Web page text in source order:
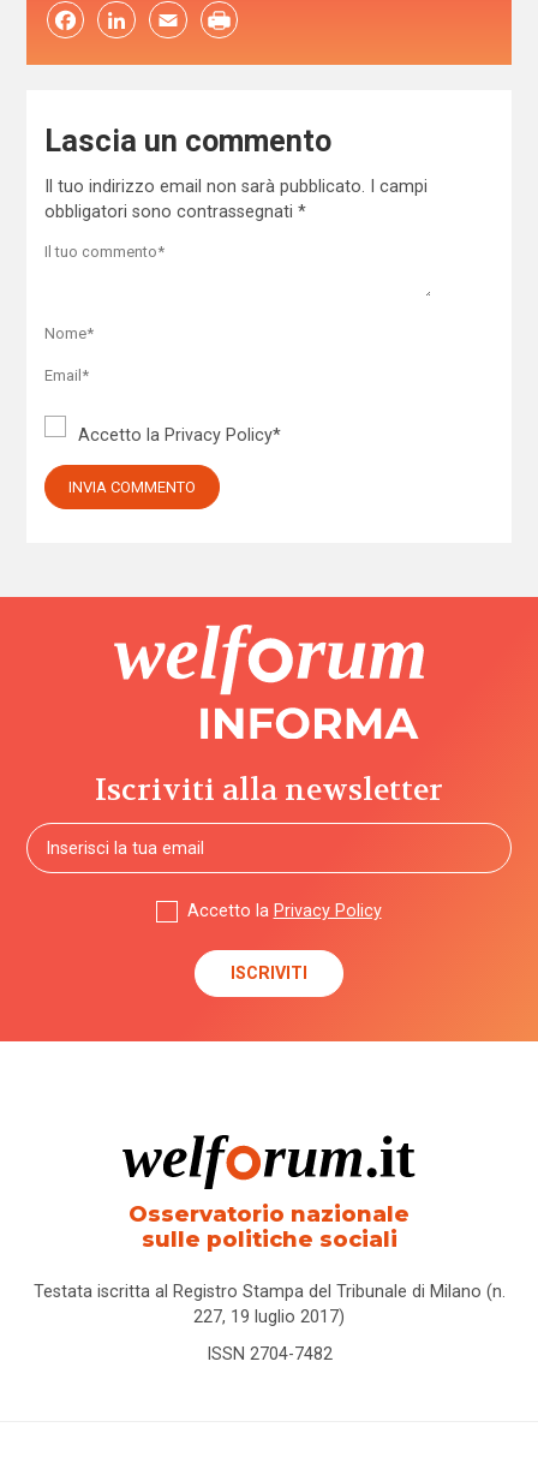
FacebookLinkedIn Email
Lascia un commento
Il tuo indirizzo email non sarà pubblicato.
I campi
obbligatori sono contrassegnati *
Accetto la Privacy Policy*
Iscriviti alla newsletter
Accetto la Privacy Policy
Osservatorio nazionale
sulle politiche sociali
Testata iscritta al Registro Stampa del Tribunale di Milano (n.
227, 19 luglio 2017)
ISSN 2704-7482